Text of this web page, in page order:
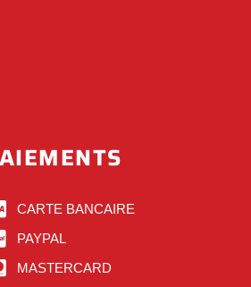
CARTE BANCAIRE
PAYPAL
MASTERCARD